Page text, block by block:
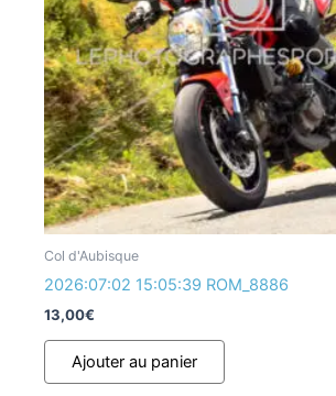
Col d'Aubisque
2026:07:02 15:05:39 ROM_8886
13,00€
Ajouter au panier